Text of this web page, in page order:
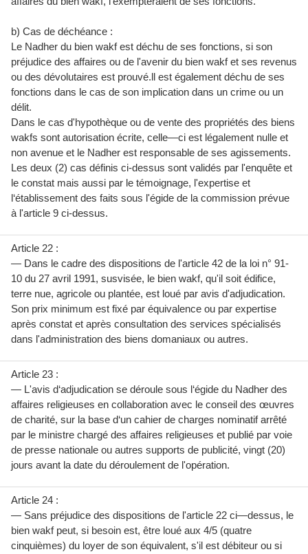
b) Cas de déchéance :
Le Nadher du bien wakf est déchu de ses fonctions, si son
préjudice des affaires ou de l'avenir du bien wakf et ses revenus
ou des dévolutaires est prouvé.ll est également déchu de ses
fonctions dans le cas de son implication dans un crime ou un
délit.
Dans le cas d'hypothèque ou de vente des propriétés des biens
wakfs sont autorisation écrite, celle—ci est légalement nulle et
non avenue et le Nadher est responsable de ses agissements.
Les deux (2) cas définis ci-dessus sont validés par l'enquête et
le constat mais aussi par le témoignage, l'expertise et
l‘établissement des faits sous l'égide de la commission prévue
à l'article 9 ci-dessus.
Article 22 :
— Dans le cadre des dispositions de l'article 42 de la loi n° 91-
10 du 27 avril 1991, susvisée, le bien wakf, qu'il soit édifice,
terre nue, agricole ou plantée, est loué par avis d'adjudication.
Son prix minimum est fixé par équivalence ou par expertise
après constat et après consultation des services spécialisés
dans l'administration des biens domaniaux ou autres.
Article 23 :
— L'avis d‘adjudication se déroule sous l‘égide du Nadher des
affaires religieuses en collaboration avec le conseil des œuvres
de charité, sur la base d‘un cahier de charges nominatif arrêté
par le ministre chargé des affaires religieuses et publié par voie
de presse nationale ou autres supports de publicité, vingt (20)
jours avant la date du déroulement de l'opération.
Article 24 :
— Sans préjudice des dispositions de l'article 22 ci—dessus, le
bien wakf peut, si besoin est, être loué aux 4/5 (quatre
cinquièmes) du loyer de son équivalent, s'il est débiteur ou si